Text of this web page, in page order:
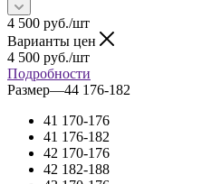
4 500 руб./шт
Варианты цен
4 500 руб./шт
Подробности
Размер—44 176-182
41 170-176
41 176-182
42 170-176
42 182-188